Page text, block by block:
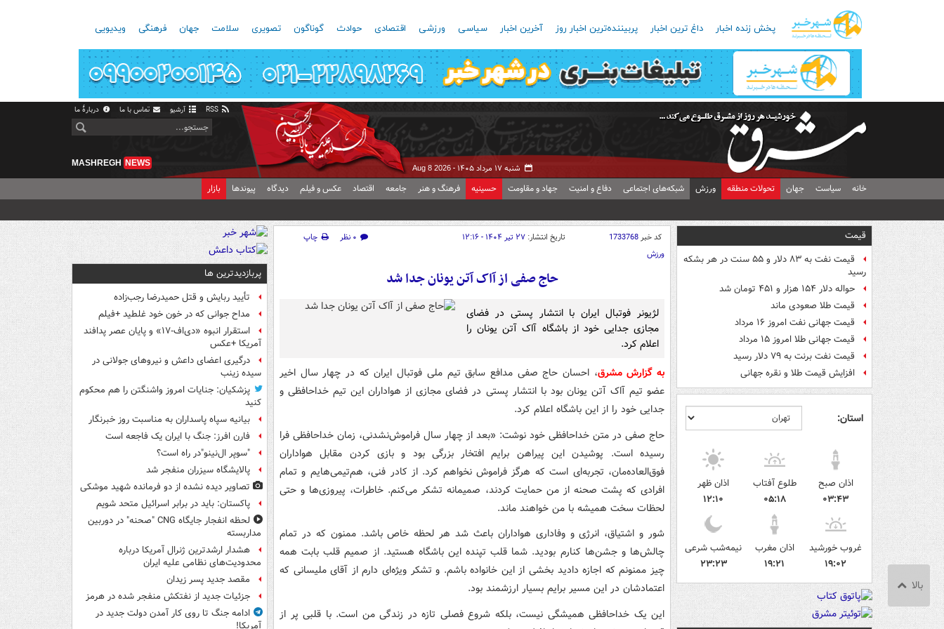
پخش زنده اخبار داغ ترین اخبار پربیننده‌ترین اخبار روز آخرین اخبار سیاسی ورزشی اقتصادی حوادث گوناگون تصویری سلامت جهان فرهنگی ویدیویی